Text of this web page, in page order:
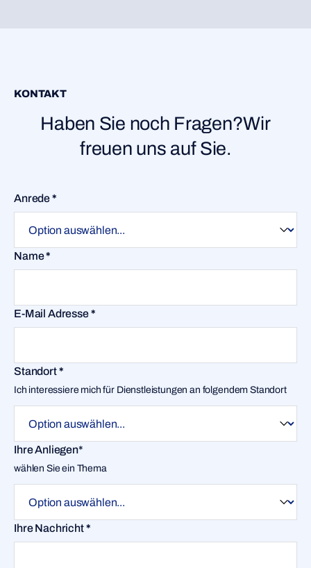
KONTAKT
Haben Sie noch Fragen?Wir
freuen uns auf Sie.
Anrede*
Name*
E-Mail Adresse*
Standort*
Ich interessiere mich für Dienstleistungen an folgendem Standort
Ihre Anliegen*
wählen Sie ein Thema
Ihre Nachricht*